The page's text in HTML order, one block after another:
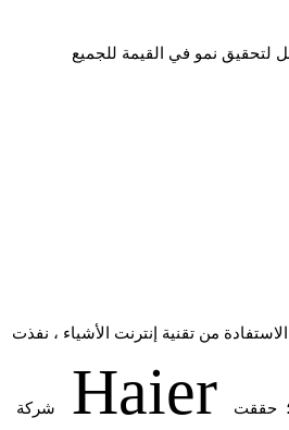
لتحقيق نمو في القيمة للجميع
من تقنية إنترنت الأشياء ، نفذت
شركة Haier ؛ حققت